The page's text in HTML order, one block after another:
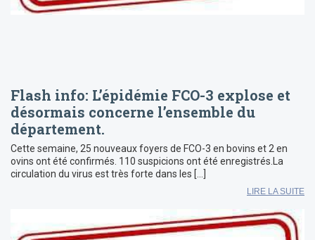
Flash info: L’épidémie FCO-3 explose et
désormais concerne l’ensemble du
département.
Cette semaine, 25 nouveaux foyers de FCO-3 en bovins et 2 en
ovins ont été confirmés. 110 suspicions ont été enregistrés.La
circulation du virus est très forte dans les […]
LIRE LA SUITE